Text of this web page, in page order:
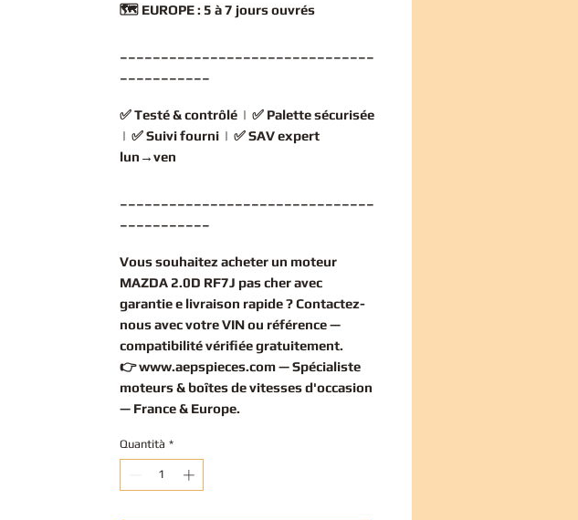
🗺️ EUROPE : 5 à 7 jours ouvrés
✅Testé & contrôlé | ✅ Palette sécurisée
| ✅Suivi fourni | ✅SAV expert
lun→ven
Vous souhaitez acheter un moteur
MAZDA 2.0D RF7J pas cheravec
garantie e livraison rapide ? Contactez-
nous avec votre VIN ou référence —
compatibilité vérifiéegratuitement.
👉www.aepspieces.com— Spécialiste
moteurs & boîtes de vitesses d'occasion
— France & Europe.
Quantità *